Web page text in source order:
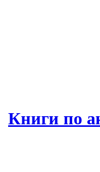
Книги по